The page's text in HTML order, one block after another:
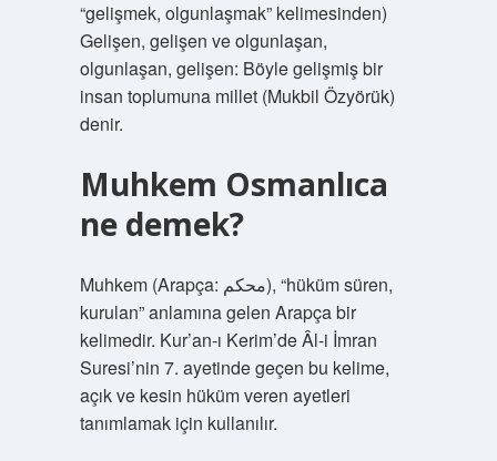
“gelişmek, olgunlaşmak” kelimesinden)
Gelişen, gelişen ve olgunlaşan,
olgunlaşan, gelişen: Böyle gelişmiş bir
insan toplumuna millet (Mukbil Özyörük)
denir.
Muhkem Osmanlıca
ne demek?
Muhkem (Arapça: محكم), “hüküm süren,
kurulan” anlamına gelen Arapça bir
kelimedir. Kur’an-ı Kerim’de Âl-i İmran
Suresi’nin 7. ayetinde geçen bu kelime,
açık ve kesin hüküm veren ayetleri
tanımlamak için kullanılır.